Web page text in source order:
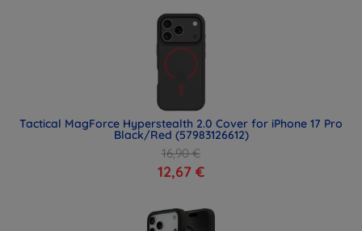
Tactical MagForce Hyperstealth 2.0 Cover for iPhone 17 Pro
Black/Red (57983126612)
16,90 €
12,67 €